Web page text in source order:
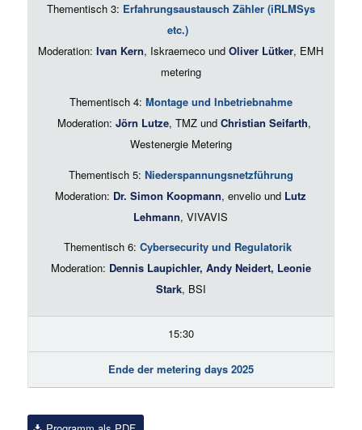
Thementisch 3: Erfahrungsaustausch Zähler (iRLMSys
etc.)
Moderation:Ivan Kern, Iskraemeco undOliver Lütker, EMH
metering
Thementisch 4: Montage und Inbetriebnahme
Moderation: Jörn Lutze, TMZ und Christian Seifarth,
Westenergie Metering
Thementisch 5: Niederspannungsnetzführung
Moderation: Dr. Simon Koopmann, envelio und Lutz
Lehmann, VIVAVIS
Thementisch 6: Cybersecurity und Regulatorik
Moderation: Dennis Laupichler, Andy Neidert, Leonie
Stark, BSI
15:30
Ende der metering days 2025